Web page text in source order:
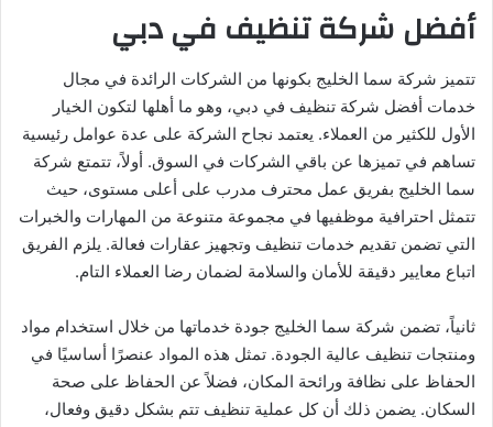
أفضل شركة تنظيف في دبي
تتميز شركة سما الخليج بكونها من الشركات الرائدة في مجال
خدمات أفضل شركة تنظيف في دبي، وهو ما أهلها لتكون الخيار
الأول للكثير من العملاء. يعتمد نجاح الشركة على عدة عوامل رئيسية
تساهم في تميزها عن باقي الشركات في السوق. أولاً، تتمتع شركة
سما الخليج بفريق عمل محترف مدرب على أعلى مستوى، حيث
تتمثل احترافية موظفيها في مجموعة متنوعة من المهارات والخبرات
التي تضمن تقديم خدمات تنظيف وتجهيز عقارات فعالة. يلزم الفريق
اتباع معايير دقيقة للأمان والسلامة لضمان رضا العملاء التام.
ثانياً، تضمن شركة سما الخليج جودة خدماتها من خلال استخدام مواد
ومنتجات تنظيف عالية الجودة. تمثل هذه المواد عنصرًا أساسيًا في
الحفاظ على نظافة ورائحة المكان، فضلاً عن الحفاظ على صحة
السكان. يضمن ذلك أن كل عملية تنظيف تتم بشكل دقيق وفعال،